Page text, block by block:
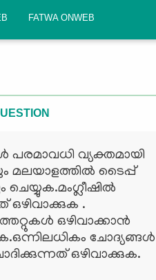
FATWA ONWEB
പരമാവധി വ്യക്തമായി
മലയാളത്തില്‍ ടൈപ്പ്
ചെയ്യുക.മംഗ്ലീഷില്‍
.
ഒഴിവാക്കാന്‍
ചോദ്യങ്ങള്‍
ഒഴിവാക്കുക.